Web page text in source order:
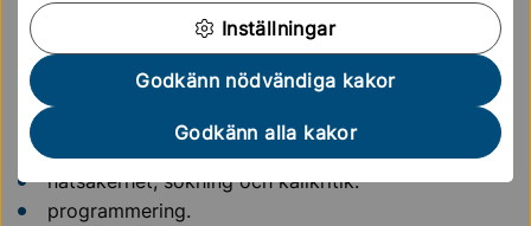
Inställningar
Godkänn nödvändiga kakor
Godkänn alla kakor
spela in ljud och musik.
göra 3D-objekt, animationer och presentationer.
genomföra prov.
Vi ger också eleverna viktiga kunskaper om:
nätsäkerhet, sökning och källkritik.
programmering.